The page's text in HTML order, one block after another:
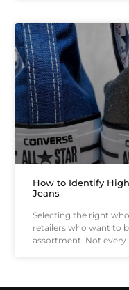
How to Identify
Jeans
Selecting the right
retailers who want to
assortment. Not every